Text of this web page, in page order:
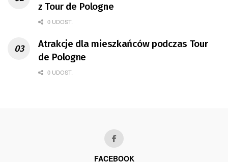
z Tour de Pologne
0 UDOST.
Atrakcje dla mieszkańców podczas Tour
de Pologne
0 UDOST.
FACEBOOK